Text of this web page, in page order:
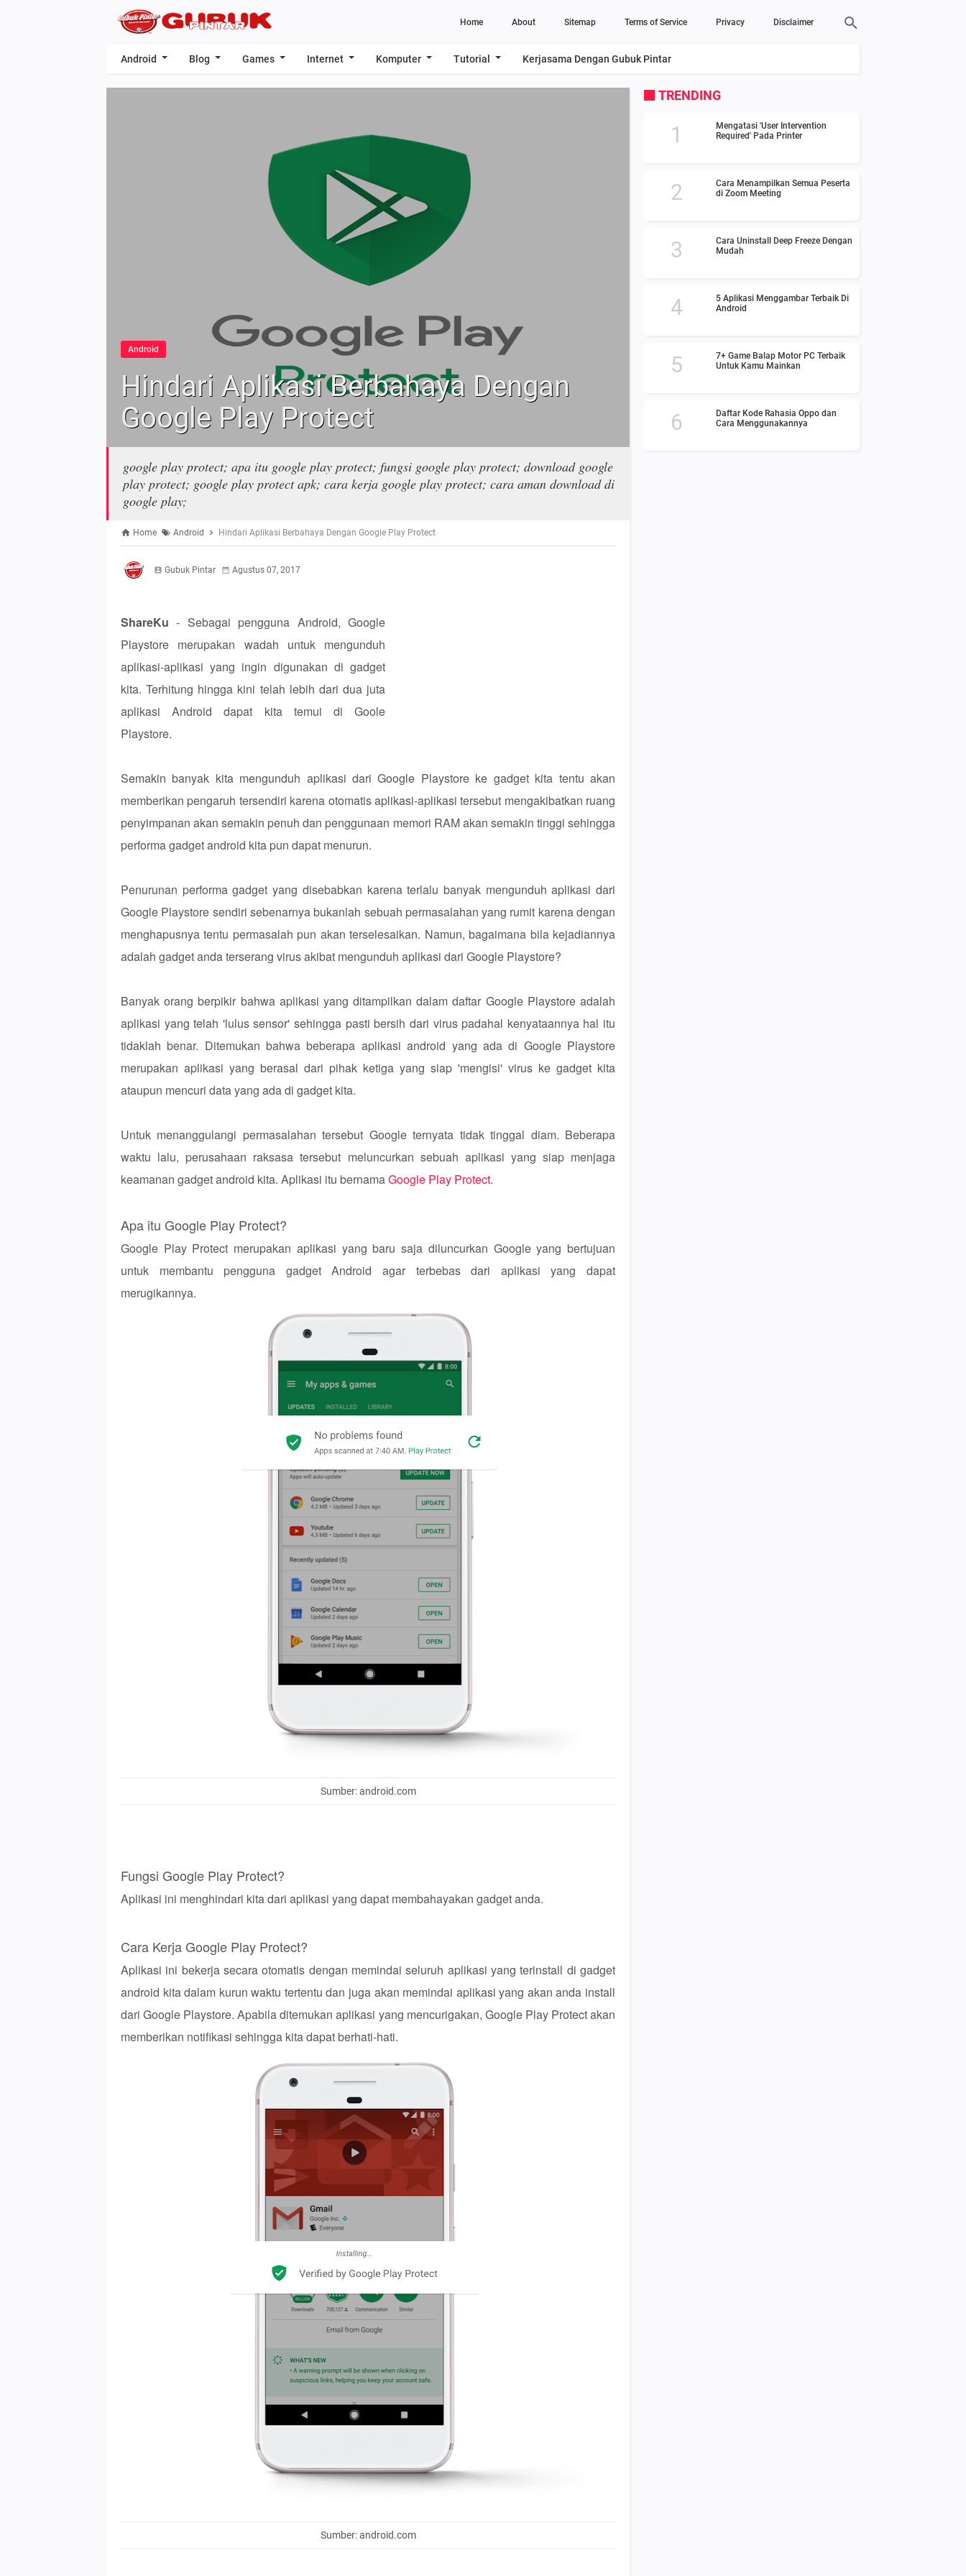
Home About Sitemap Terms of Service Privacy Disclaimer
Android Blog Games Internet Komputer Tutorial Kerjasama Dengan Gubuk Pintar
Android
Hindari Aplikasi Berbahaya Dengan
Google Play Protect
google play protect; apa itu google play protect; fungsi google play protect; download google
play protect; google play protect apk; cara kerja google play protect; cara aman download di
google play;
Home Android Hindari Aplikasi Berbahaya Dengan Google Play Protect
Gubuk Pintar Agustus 07, 2017
ShareKu - Sebagai pengguna Android, Google
Playstore merupakan wadah untuk mengunduh
aplikasi-aplikasi yang ingin digunakan di gadget
kita. Terhitung hingga kini telah lebih dari dua juta
aplikasi Android dapat kita temui di Goole
Playstore.
Semakin banyak kita mengunduh aplikasi dari Google Playstore ke gadget kita tentu akan
memberikan pengaruh tersendiri karena otomatis aplikasi-aplikasi tersebut mengakibatkan ruang
penyimpanan akan semakin penuh dan penggunaan memori RAM akan semakin tinggi sehingga
performa gadget android kita pun dapat menurun.
Penurunan performa gadget yang disebabkan karena terlalu banyak mengunduh aplikasi dari
Google Playstore sendiri sebenarnya bukanlah sebuah permasalahan yang rumit karena dengan
menghapusnya tentu permasalah pun akan terselesaikan. Namun, bagaimana bila kejadiannya
adalah gadget anda terserang virus akibat mengunduh aplikasi dari Google Playstore?
Banyak orang berpikir bahwa aplikasi yang ditampilkan dalam daftar Google Playstore adalah
aplikasi yang telah 'lulus sensor' sehingga pasti bersih dari virus padahal kenyataannya hal itu
tidaklah benar. Ditemukan bahwa beberapa aplikasi android yang ada di Google Playstore
merupakan aplikasi yang berasal dari pihak ketiga yang siap 'mengisi' virus ke gadget kita
ataupun mencuri data yang ada di gadget kita.
Untuk menanggulangi permasalahan tersebut Google ternyata tidak tinggal diam. Beberapa
waktu lalu, perusahaan raksasa tersebut meluncurkan sebuah aplikasi yang siap menjaga
keamanan gadget android kita. Aplikasi itu bernamaGoogle Play Protect.
Apa itu Google Play Protect?
Google Play Protect merupakan aplikasi yang baru saja diluncurkan Google yang bertujuan
untuk membantu pengguna gadget Android agar terbebas dari aplikasi yang dapat
merugikannya.
Sumber: android.com
Fungsi Google Play Protect?
Aplikasi ini menghindari kita dari aplikasi yang dapat membahayakan gadget anda.
Cara Kerja Google Play Protect?
Aplikasi ini bekerja secara otomatis dengan memindai seluruh aplikasi yang terinstall di gadget
android kita dalam kurun waktu tertentu dan juga akan memindai aplikasi yang akan anda install
dari Google Playstore. Apabila ditemukan aplikasi yang mencurigakan, Google Play Protect akan
memberikan notifikasi sehingga kita dapat berhati-hati.
Sumber: android.com
TRENDING
Mengatasi 'User Intervention
Required' Pada Printer
Cara Menampilkan Semua Peserta
di Zoom Meeting
Cara Uninstall Deep Freeze Dengan
Mudah
5 Aplikasi Menggambar Terbaik Di
Android
7+ Game Balap Motor PC Terbaik
Untuk Kamu Mainkan
Daftar Kode Rahasia Oppo dan
Cara Menggunakannya